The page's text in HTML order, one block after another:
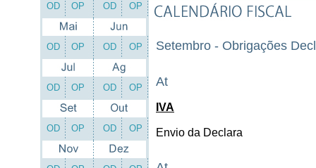
OD OP OD OP
OD OP OD OP
OD OP OD OP
OD OP OD OP
Setembro - Obrigações
At
IVA
Envio da Declara